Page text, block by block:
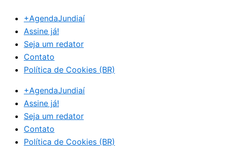
para
conteúdo
+AgendaJundiaí
Assine já!
Seja um redator
Contato
Política de Cookies (BR)
+AgendaJundiaí
Assine já!
Seja um redator
Contato
Política de Cookies (BR)